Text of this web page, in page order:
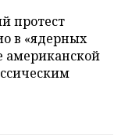
протест
в «ядерных
американской